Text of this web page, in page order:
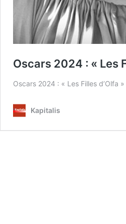
Oscars 2024 : « Les
Oscars 2024 : « Les Filles d’Olfa
Kapitalis